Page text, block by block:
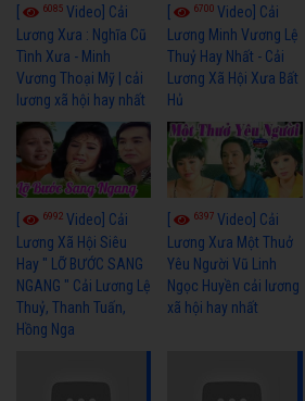
[ 6085 Video] Cải
Lương Xưa : Nghĩa Cũ
Tình Xưa - Minh
Vương Thoại Mỹ | cải
lương xã hội hay nhất
[ 6700Video] Cải
Lương Minh Vương Lệ
Thuỷ Hay Nhất - Cải
Lương Xã Hội Xưa Bất
Hủ
[ 6992 Video] Cải
Lương Xã Hội Siêu
Hay " LỠ BƯỚC SANG
NGANG " Cải Lương Lệ
Thuỷ, Thanh Tuấn,
Hồng Nga
[ 6397Video] Cải
Lương Xưa Một Thuở
Yêu Người Vũ Linh
Ngọc Huyền cải lương
xã hội hay nhất